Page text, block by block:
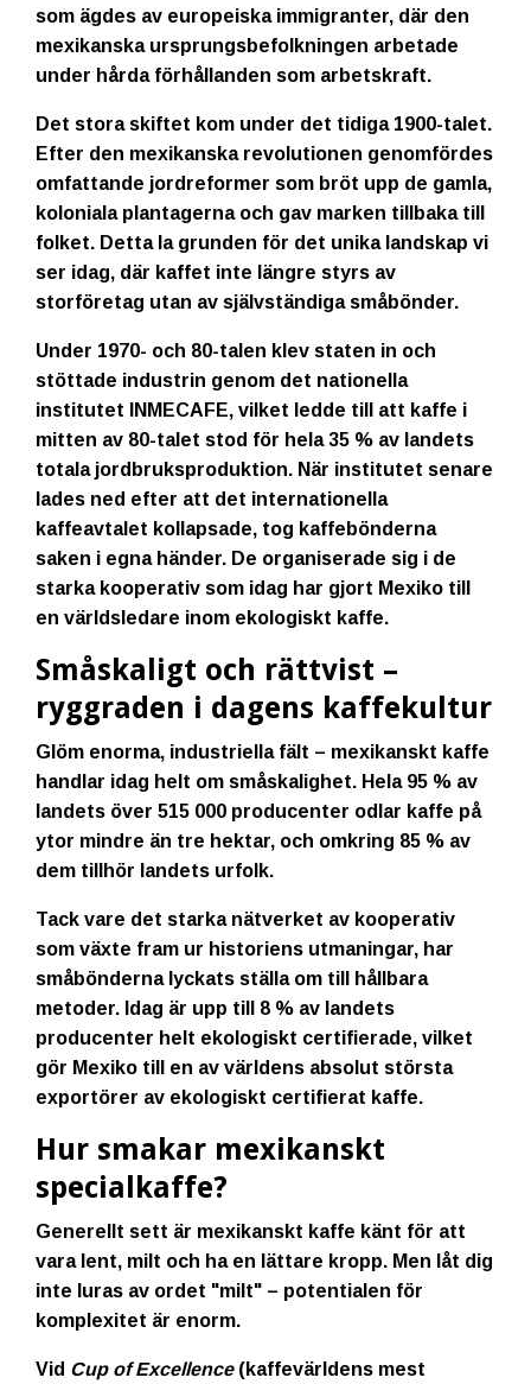
som ägdes av europeiska immigranter, där den
mexikanska ursprungsbefolkningen arbetade
under hårda förhållanden som arbetskraft.
Det stora skiftet kom under det tidiga 1900-talet.
Efter den mexikanska revolutionen genomfördes
omfattande jordreformer som bröt upp de gamla,
koloniala plantagerna och gav marken tillbaka till
folket. Detta la grunden för det unika landskap vi
ser idag, där kaffet inte längre styrs av
storföretag utan av självständiga småbönder.
Under 1970- och 80-talen klev staten in och
stöttade industrin genom det nationella
institutet INMECAFE, vilket ledde till att kaffe i
mitten av 80-talet stod för hela 35 % av landets
totala jordbruksproduktion. När institutet senare
lades ned efter att det internationella
kaffeavtalet kollapsade, tog kaffebönderna
saken i egna händer. De organiserade sig i de
starka kooperativ som idag har gjort Mexiko till
en världsledare inom ekologiskt kaffe.
Småskaligt och rättvist –
ryggraden i dagens kaffekultur
Glöm enorma, industriella fält – mexikanskt kaffe
handlar idag helt om småskalighet. Hela 95 % av
landets över 515 000 producenter odlar kaffe på
ytor mindre än tre hektar, och omkring 85 % av
dem tillhör landets urfolk.
Tack vare det starka nätverket av kooperativ
som växte fram ur historiens utmaningar, har
småbönderna lyckats ställa om till hållbara
metoder. Idag är upp till 8 % av landets
producenter helt ekologiskt certifierade, vilket
gör Mexiko till en av världens absolut största
exportörer av ekologiskt certifierat kaffe.
Hur smakar mexikanskt
specialkaffe?
Generellt sett är mexikanskt kaffe känt för att
vara lent, milt och ha en lättare kropp. Men låt dig
inte luras av ordet "milt" – potentialen för
komplexitet är enorm.
Vid Cup of Excellence(kaffevärldens mest